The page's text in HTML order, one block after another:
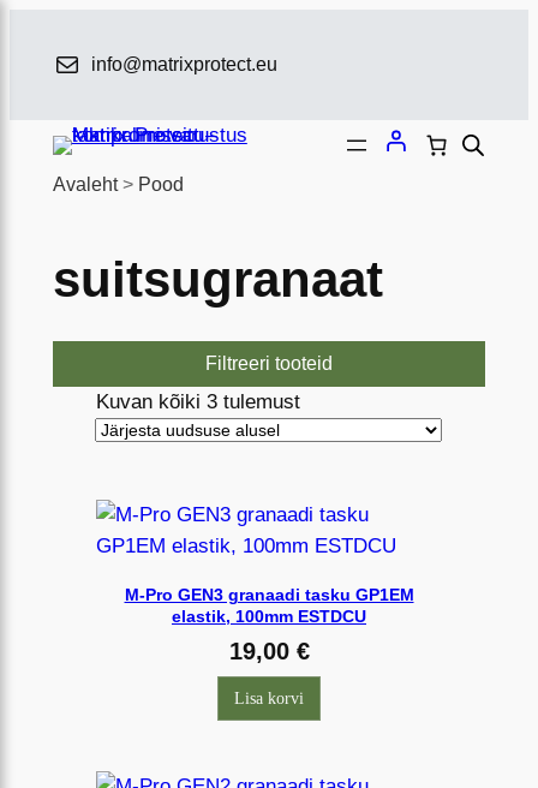
info@matrixprotect.eu
Avaleht> Pood
suitsugranaat
Filtreeri tooteid
Kuvan kõiki 3 tulemustS
i
t
u
d
u
u
m
M-Pro GEN3 granaadi tasku GP1EM
elastik, 100mm ESTDCU
19,00 €
Lisa korvi